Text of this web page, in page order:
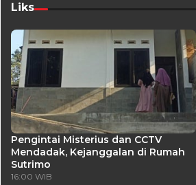
Liks
Pengintai Misterius dan CCTV
Mendadak, Kejanggalan di Rumah
Sutrimo
16:00 WIB